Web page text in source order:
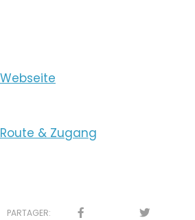
Webseite
Route & Zugang
PARTAGER: